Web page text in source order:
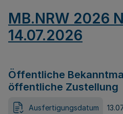
MB.NRW 2026
14.07.2026
Öffentliche
öffentliche Zustellung
Ausfertigungsdatum